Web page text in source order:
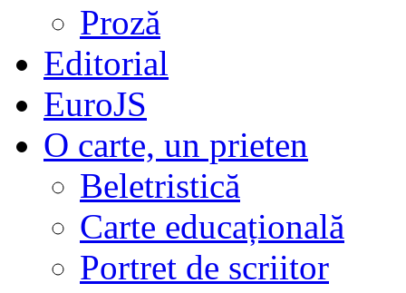
Proză
Editorial
EuroJS
O carte, un prieten
Beletristică
Carte educațională
Portret de scriitor